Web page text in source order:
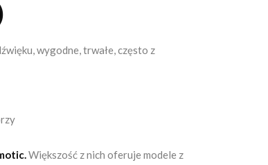
wygodne, trwałe, często z
Większość z nich oferuje modele z